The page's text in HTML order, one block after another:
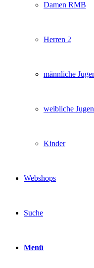
Damen RMB
Herren 2
männliche
weibliche
Kinder
Webshops
Suche
Menü